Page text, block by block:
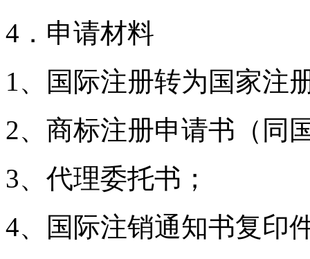
4．申请材料
1、国际注册转为国家注
2、商标注册申请书（同
3、代理委托书；
4、国际注销通知书复印